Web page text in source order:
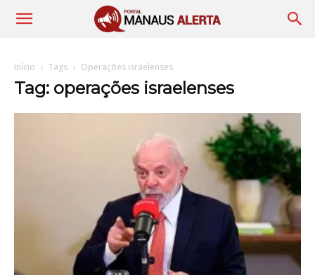
Início Tags Operações israelenses
Tag: operações israelenses